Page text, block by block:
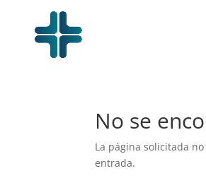
No se
La página solicitada
entrada.